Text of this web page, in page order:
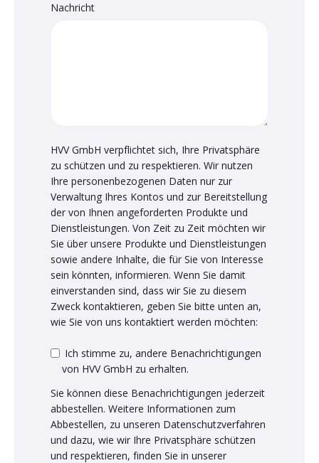
Nachricht
HVV GmbH verpflichtet sich, Ihre Privatsphäre
zu schützen und zu respektieren. Wir nutzen
Ihre personenbezogenen Daten nur zur
Verwaltung Ihres Kontos und zur Bereitstellung
der von Ihnen angeforderten Produkte und
Dienstleistungen. Von Zeit zu Zeit möchten wir
Sie über unsere Produkte und Dienstleistungen
sowie andere Inhalte, die für Sie von Interesse
sein könnten, informieren. Wenn Sie damit
einverstanden sind, dass wir Sie zu diesem
Zweck kontaktieren, geben Sie bitte unten an,
wie Sie von uns kontaktiert werden möchten:
Ich stimme zu, andere Benachrichtigungen
von HVV GmbH zu erhalten.
Sie können diese Benachrichtigungen jederzeit
abbestellen. Weitere Informationen zum
Abbestellen, zu unseren Datenschutzverfahren
und dazu, wie wir Ihre Privatsphäre schützen
und respektieren, finden Sie in unserer